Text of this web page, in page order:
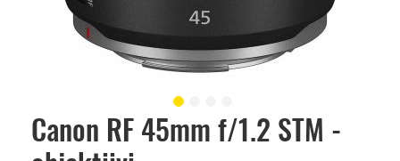
Canon RF 45mm f/1.2 STM -
Skip